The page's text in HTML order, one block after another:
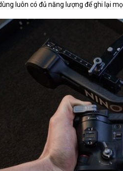
luôn có đủ năng lượng để ghi lại